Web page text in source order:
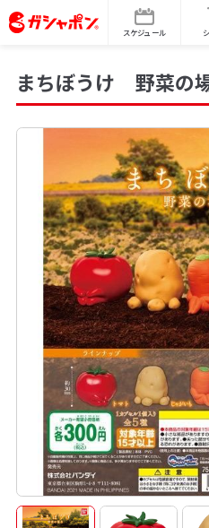
スケジュール
まちぼうけ 野菜の